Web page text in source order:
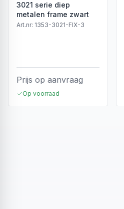
3021 serie diep
metalen frame zwart
Art.nr: 1353-3021-FIX-3
Prijs op aanvraag
Op voorraad